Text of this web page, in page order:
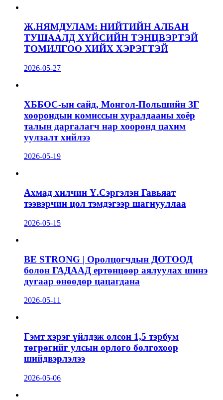
Ж.НЯМДУЛАМ: НИЙТИЙН АЛБАН
ТУШААЛД ХҮЙСИЙН ТЭНЦВЭРТЭЙ
ТОМИЛГОО ХИЙХ ХЭРЭГТЭЙ
2026-05-27
ХББОС-ын сайд, Монгол-Польшийн ЗГ
хоорондын комиссын хуралдааны хоёр
талын даргалагч нар хооронд цахим
уулзалт хийлээ
2026-05-19
Ахмад хилчин Ү.Сэргэлэн Гавьяат
тээвэрчин цол тэмдэгээр шагнууллаа
2026-05-15
BE STRONG | Оролцогчдын ДОТООД
болон ГАДААД ертөнцөөр аялуулах шинэ
дугаар өнөөдөр цацагдана
2026-05-11
Гэмт хэрэг үйлдэж олсон 1,5 тэрбум
төгрөгийг улсын орлого болгохоор
шийдвэрлэлээ
2026-05-06